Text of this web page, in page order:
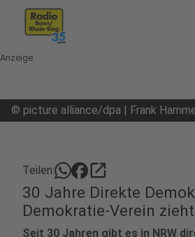
Anzeige
© picture alliance/dpa | Frank
Teilen: open_in_new
30 Jahre Direkte
Demokratie-Verein
Seit 30 Jahren gibt es in NRW